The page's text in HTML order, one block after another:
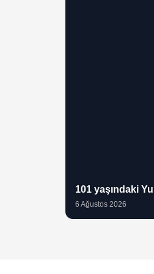
101 yaşındaki
6 Ağustos 2026